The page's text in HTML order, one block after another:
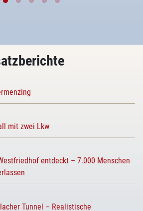
mit zwei Lkw
entdeckt – 7.000 Menschen
Tunnel – Realistische